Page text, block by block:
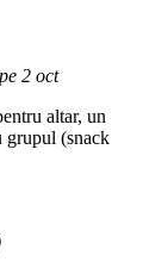
2 oct
altar, un
grupul (snack